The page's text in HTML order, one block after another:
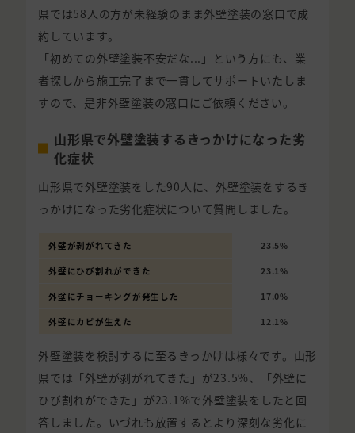
県では58人の方が未経験のまま外壁塗装の窓口で成
約しています。
「初めての外壁塗装不安だな...」という方にも、業
者探しから施工完了まで一貫してサポートいたしま
すので、是非外壁塗装の窓口にご依頼ください。
山形県で外壁塗装するきっかけになった劣
化症状
山形県で外壁塗装をした90人に、外壁塗装をするき
っかけになった劣化症状について質問しました。
外壁が剥がれてきた 23.5%
外壁にひび割れができた 23.1%
外壁にチョーキングが発生した 17.0%
外壁にカビが生えた 12.1%
外壁塗装を検討するに至るきっかけは様々です。山形
県では「外壁が剥がれてきた」が23.5%、「外壁に
ひび割れができた」が23.1%で外壁塗装をしたと回
答しました。いづれも放置するとより深刻な劣化に